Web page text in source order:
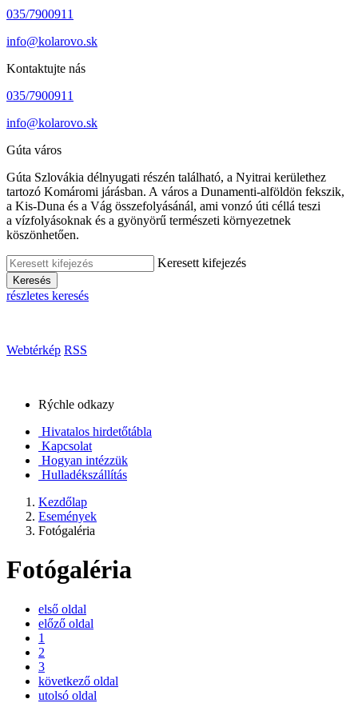
035/7900911
info@kolarovo.sk
Kontaktujte nás
035/7900911
info@kolarovo.sk
Gúta város
Gúta Szlovákia délnyugati részén található, a Nyitrai kerülethez
tartozó Komáromi járásban. A város a Dunamenti-alföldön fekszik,
a Kis-Duna és a Vág összefolyásánál, ami vonzó úti céllá teszi
a vízfolyásoknak és a gyönyörű természeti környezetnek
köszönhetően.
Keresett kifejezés
Keresés
részletes keresés
Webtérkép RSS
Rýchle odkazy
Hivatalos hirdetőtábla
Kapcsolat
Hogyan intézzük
Hulladékszállítás
Kezdőlap
Események
Fotógaléria
Fotógaléria
első oldal
előző oldal
1
2
3
következő oldal
utolsó oldal